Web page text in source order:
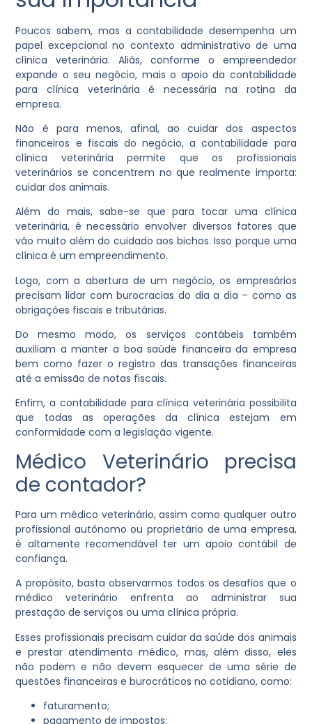
Poucos sabem, mas a contabilidade desempenha um
papel excepcional no contexto administrativo de uma
clínica veterinária. Aliás, conforme o empreendedor
expande o seu negócio, mais o apoio da contabilidade
para clínica veterinária é necessária na rotina da
empresa.
Não é para menos, afinal, ao cuidar dos aspectos
financeiros e fiscais do negócio, a contabilidade para
clínica veterinária permite que os profissionais
veterinários se concentrem no que realmente importa:
cuidar dos animais.
Além do mais, sabe-se que para tocar uma clínica
veterinária, é necessário envolver diversos fatores que
vão muito além do cuidado aos bichos. Isso porque uma
clínica é um empreendimento.
Logo, com a abertura de um negócio, os empresários
precisam lidar com burocracias do dia a dia – como as
obrigações fiscais e tributárias.
Do mesmo modo, os serviços contábeis também
auxiliam a manter a boa saúde financeira da empresa
bem como fazer o registro das transações financeiras
até a emissão de notas fiscais.
Enfim, a contabilidade para clínica veterinária possibilita
que todas as operações da clínica estejam em
conformidade com a legislação vigente.
Médico Veterinário precisa
de contador?
Para um médico veterinário, assim como qualquer outro
profissional autônomo ou proprietário de uma empresa,
é altamente recomendável ter um apoio contábil de
confiança.
A propósito, basta observarmos todos os desafios que o
médico veterinário enfrenta ao administrar sua
prestação de serviços ou uma clínica própria.
Esses profissionais precisam cuidar da saúde dos animais
e prestar atendimento médico, mas, além disso, eles
não podem e não devem esquecer de uma série de
questões financeiras e burocráticos no cotidiano, como:
faturamento;
pagamento de impostos;